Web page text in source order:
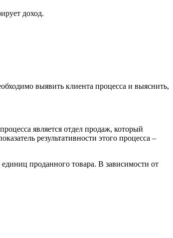
доход.
выявить клиента процесса и выяснить,
является отдел продаж, который
результативности этого процесса –
проданного товара. В зависимости от